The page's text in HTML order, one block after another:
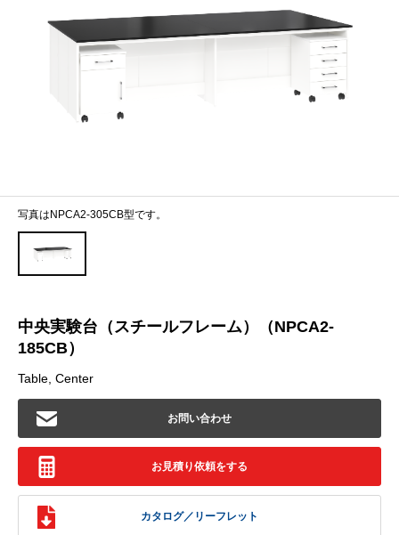
写真はNPCA2-305CB型です。
中央実験台（スチールフレーム）（NPCA2-
185CB）
Table, Center
お問い合わせ
お見積り依頼をする
カタログ／リーフレット